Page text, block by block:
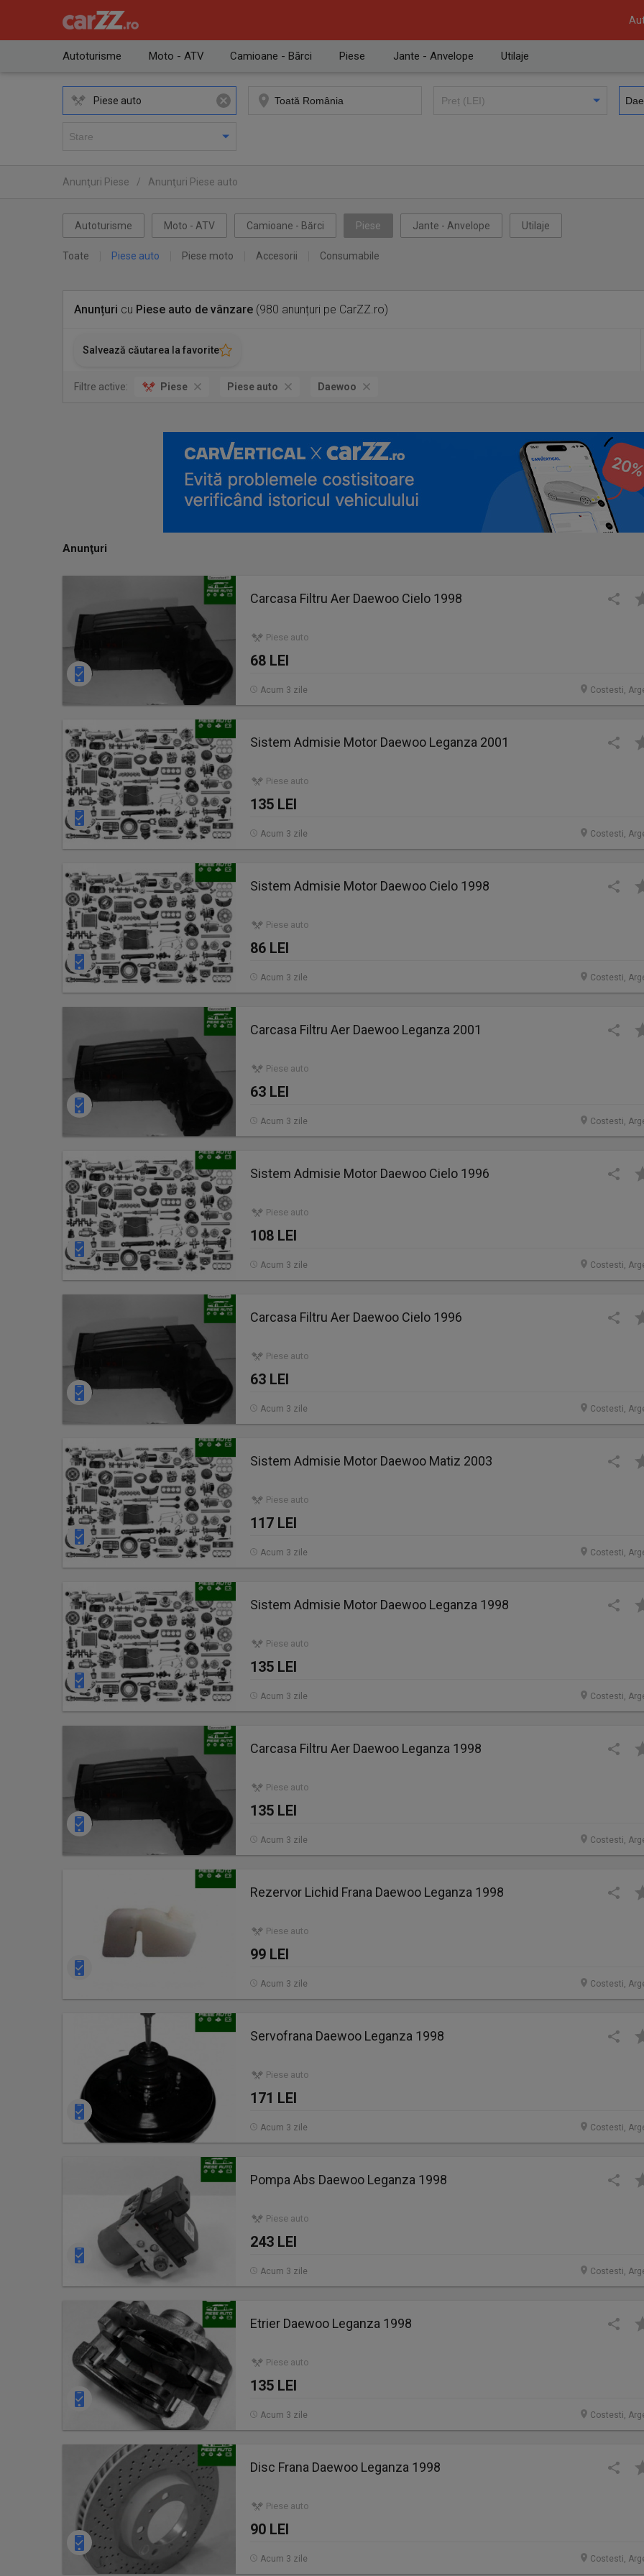
Autoturisme Moto - ATV Camioane - Bărci Piese Jante - Anvelope Utilaje
Piese auto
Anunţuri Piese / Anunţuri Piese auto
Autoturisme Moto - ATV Camioane - Bărci Piese Jante - Anvelope Utilaje
Toate Piese auto Piese moto Accesorii Consumabile
Anunțuri cu Piese auto de vânzare (980 anunțuri pe CarZZ.ro)
Salvează căutarea la favorite
Filtre active: Piese Piese auto Daewoo
Anunţuri
Carcasa Filtru Aer Daewoo Cielo 1998
Piese auto
68 LEI
Costesti,
Acum 3 zile
Sistem Admisie Motor Daewoo Leganza 2001
Piese auto
135 LEI
Costesti,
Acum 3 zile
Sistem Admisie Motor Daewoo Cielo 1998
Piese auto
86 LEI
Costesti,
Acum 3 zile
Carcasa Filtru Aer Daewoo Leganza 2001
Piese auto
63 LEI
Costesti,
Acum 3 zile
Sistem Admisie Motor Daewoo Cielo 1996
Piese auto
108 LEI
Costesti,
Acum 3 zile
Carcasa Filtru Aer Daewoo Cielo 1996
Piese auto
63 LEI
Costesti,
Acum 3 zile
Sistem Admisie Motor Daewoo Matiz 2003
Piese auto
117 LEI
Costesti,
Acum 3 zile
Sistem Admisie Motor Daewoo Leganza 1998
Piese auto
135 LEI
Costesti,
Acum 3 zile
Carcasa Filtru Aer Daewoo Leganza 1998
Piese auto
135 LEI
Costesti,
Acum 3 zile
Rezervor Lichid Frana Daewoo Leganza 1998
Piese auto
99 LEI
Costesti,
Acum 3 zile
Servofrana Daewoo Leganza 1998
Piese auto
171 LEI
Costesti,
Acum 3 zile
Pompa Abs Daewoo Leganza 1998
Piese auto
243 LEI
Costesti,
Acum 3 zile
Etrier Daewoo Leganza 1998
Piese auto
135 LEI
Costesti,
Acum 3 zile
Disc Frana Daewoo Leganza 1998
Piese auto
90 LEI
Costesti,
Acum 3 zile